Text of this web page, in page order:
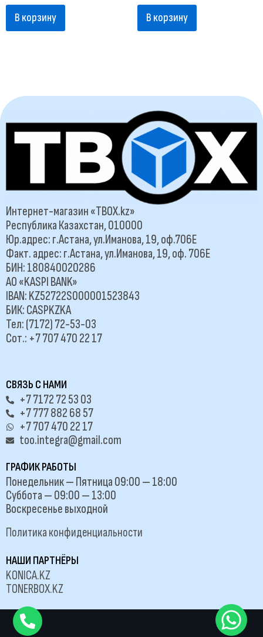
В корзину В корзину
Интернет-магазин «TBOX.kz»
Республика Казахстан, 010000
Юр.адрес: г.Астана, ул.Иманова, 19, оф.706Е
Факт. адрес: г.Астана, ул.Иманова, 19, оф. 706Е
БИН: 180840020286
АО «KASPI BANK»
IBAN: KZ52722S000001523843
БИК: CASPKZKA
Тел: (7172) 72-53-03
Сот.: +7 707 470 22 17
СВЯЗЬ С НАМИ
+7 7172 72 53 03
+7 777 882 68 57
+7 707 470 22 17
too.integra@gmail.com
ГРАФИК РАБОТЫ
Понедельник — Пятница 09:00 — 18:00
Суббота — 09:00 — 13:00
Воскресенье выходной
Политика конфиденциальности
НАШИ ПАРТНЁРЫ
KONICA.KZ
TONERBOX.KZ